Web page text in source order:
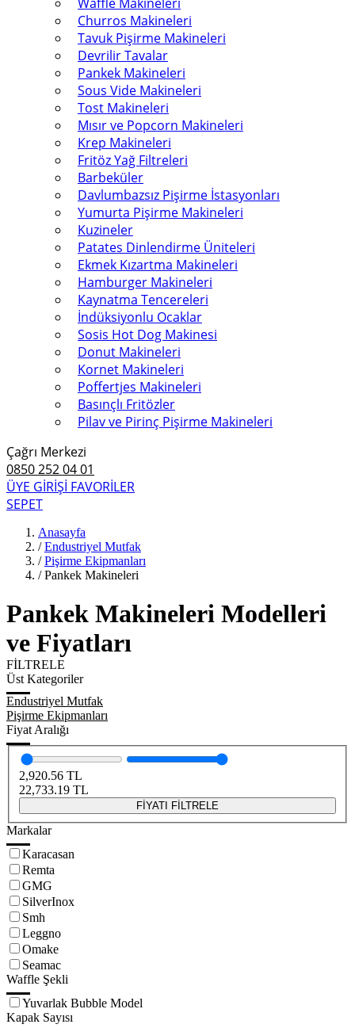
Churros Makineleri
Tavuk Pişirme Makineleri
Devrilir Tavalar
Pankek Makineleri
Sous Vide Makineleri
Tost Makineleri
Mısır ve Popcorn Makineleri
Krep Makineleri
Fritöz Yağ Filtreleri
Barbeküler
Davlumbazsız Pişirme İstasyonları
Yumurta Pişirme Makineleri
Kuzineler
Patates Dinlendirme Üniteleri
Ekmek Kızartma Makineleri
Hamburger Makineleri
Kaynatma Tencereleri
İndüksiyonlu Ocaklar
Sosis Hot Dog Makinesi
Donut Makineleri
Kornet Makineleri
Poffertjes Makineleri
Basınçlı Fritözler
Pilav ve Pirinç Pişirme Makineleri
Çağrı Merkezi
0850 252 04 01
ÜYE GİRİŞİ FAVORİLER
SEPET
Anasayfa
/ Endustriyel Mutfak
/ Pişirme Ekipmanları
/ Pankek Makineleri
Pankek Makineleri Modelleri
ve Fiyatları
FİLTRELE
Üst Kategoriler
Endustriyel Mutfak
Pişirme Ekipmanları
Fiyat Aralığı
2,920.56 TL
22,733.19 TL
FİYATI FİLTRELE
Markalar
Karacasan
Remta
GMG
SilverInox
Smh
Leggno
Omake
Seamac
Waffle Şekli
Yuvarlak Bubble Model
Kapak Sayısı